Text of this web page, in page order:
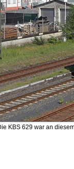
KBS 629 war an